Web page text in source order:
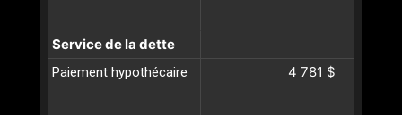
Service de la dette
Paiement hypothécaire 4 781 $